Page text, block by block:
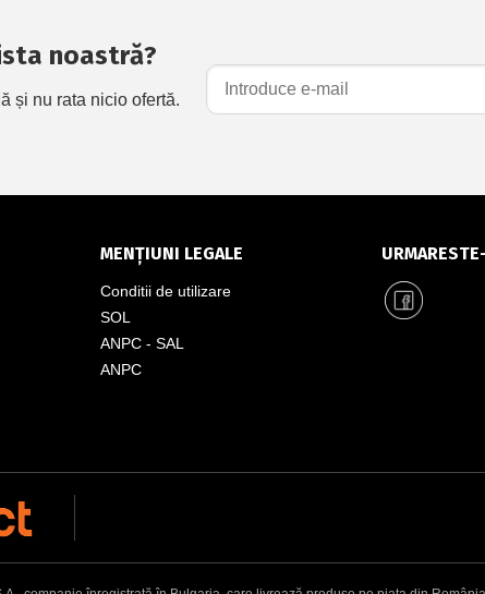
noastră?
și nu rata nicio ofertă.
MENȚIUNI LEGALE
Conditii de utilizare
SOL
ANPC - SAL
ANPC